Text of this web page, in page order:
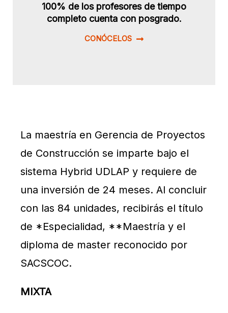
100% de los profesores de tiempo
completo cuenta con posgrado.
CONÓCELOS
La maestría en Gerencia de Proyectos
de Construcción se imparte bajo el
sistema Hybrid UDLAP y requiere de
una inversión de 24 meses. Al concluir
con las 84 unidades, recibirás el título
de *Especialidad, **Maestría y el
diploma de master reconocido por
SACSCOC.
MIXTA